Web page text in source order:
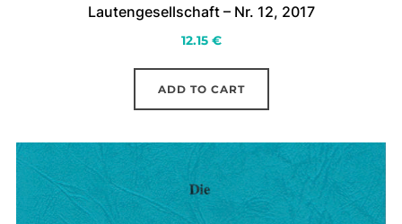
Lautengesellschaft – Nr. 12, 2017
12.15 €
ADD TO CART